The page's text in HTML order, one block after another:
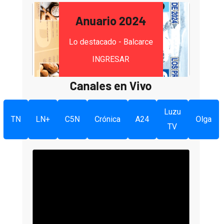
Anuario 2024
Lo destacado - Balcarce
INGRESAR
Canales en Vivo
TN LN+ C5N Crónica A24
Luzu
TV
Olga